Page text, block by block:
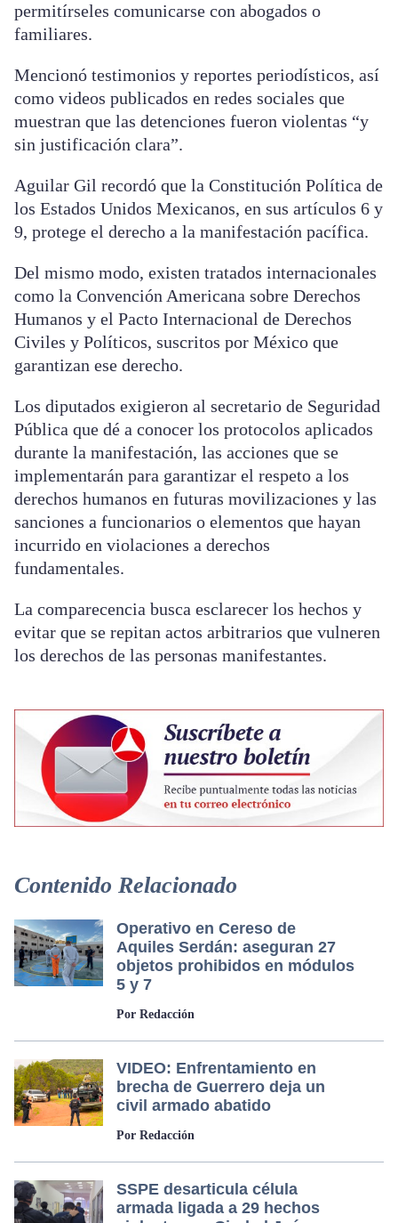
permitírseles comunicarse con abogados o
familiares.
Mencionó testimonios y reportes periodísticos, así
como videos publicados en redes sociales que
muestran que las detenciones fueron violentas “y
sin justificación clara”.
Aguilar Gil recordó que la Constitución Política de
los Estados Unidos Mexicanos, en sus artículos 6 y
9, protege el derecho a la manifestación pacífica.
Del mismo modo, existen tratados internacionales
como la Convención Americana sobre Derechos
Humanos y el Pacto Internacional de Derechos
Civiles y Políticos, suscritos por México que
garantizan ese derecho.
Los diputados exigieron al secretario de Seguridad
Pública que dé a conocer los protocolos aplicados
durante la manifestación, las acciones que se
implementarán para garantizar el respeto a los
derechos humanos en futuras movilizaciones y las
sanciones a funcionarios o elementos que hayan
incurrido en violaciones a derechos
fundamentales.
La comparecencia busca esclarecer los hechos y
evitar que se repitan actos arbitrarios que vulneren
los derechos de las personas manifestantes.
Contenido Relacionado
Operativo en Cereso de
Aquiles Serdán: aseguran 27
objetos prohibidos en módulos
5 y 7
Por Redacción
VIDEO: Enfrentamiento en
brecha de Guerrero deja un
civil armado abatido
Por Redacción
SSPE desarticula célula
armada ligada a 29 hechos